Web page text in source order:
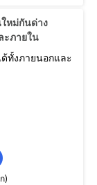
หม่กันด่าง
ะภายใน
ทั้งภายนอกและ
)